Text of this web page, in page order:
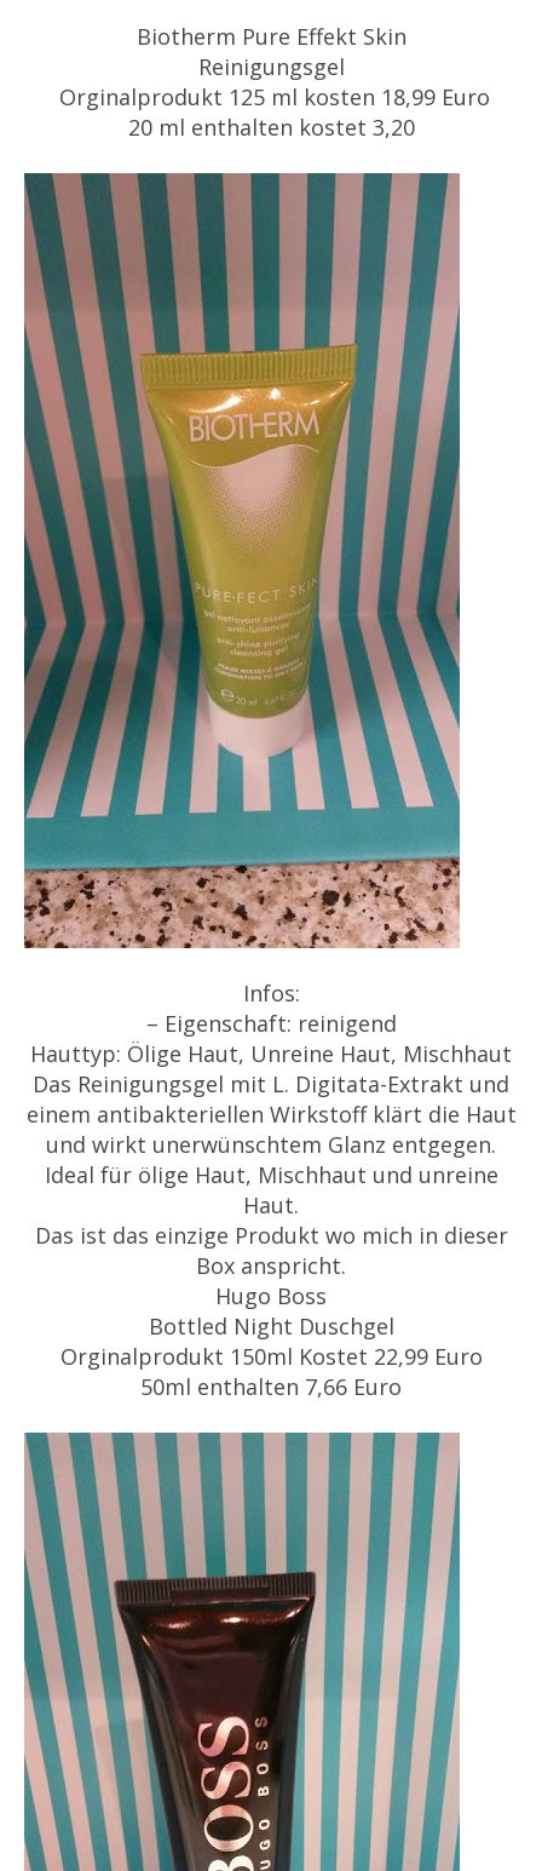
Biotherm Pure Effekt Skin
Reinigungsgel
Orginalprodukt 125 ml kosten 18,99 Euro
20 ml enthalten kostet 3,20
Infos:
– Eigenschaft: reinigend
Hauttyp: Ölige Haut, Unreine Haut, Mischhaut
Das Reinigungsgel mit L. Digitata-Extrakt und
einem antibakteriellen Wirkstoff klärt die Haut
und wirkt unerwünschtem Glanz entgegen.
Ideal für ölige Haut, Mischhaut und unreine
Haut.
Das ist das einzige Produkt wo mich in dieser
Box anspricht.
Hugo Boss
Bottled Night Duschgel
Orginalprodukt 150ml Kostet 22,99 Euro
50ml enthalten 7,66 Euro